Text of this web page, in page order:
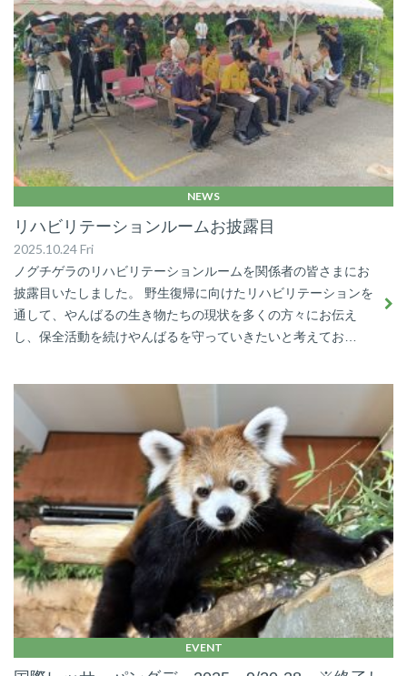
NEWS
リハビリテーションルームお披露目
2025.10.24 Fri
ノグチゲラのリハビリテーションルームを関係者の皆さまにお
披露目いたしました。 野生復帰に向けたリハビリテーションを
通して、やんばるの生き物たちの現状を多くの方々にお伝え
し、保全活動を続けやんばるを守っていきたいと考えてお…
EVENT